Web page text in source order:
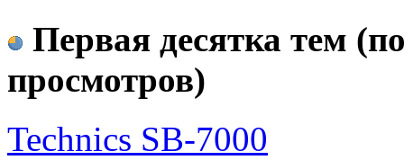
Первая десятка тем
просмотров)
Technics SB-7000